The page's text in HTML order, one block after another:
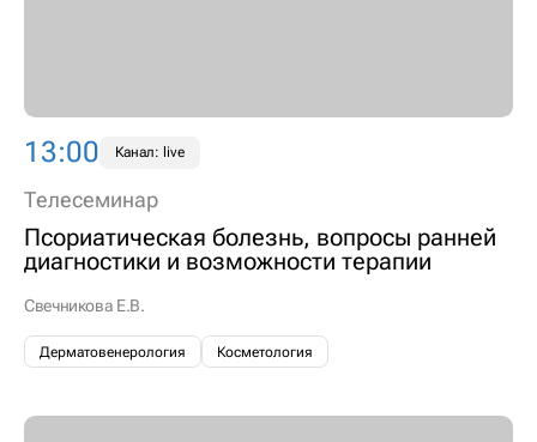
13:00 Канал: live
Телесеминар
Псориатическая болезнь, вопросы ранней
диагностики и возможности терапии
Свечникова Е.В.
Дерматовенерология Косметология